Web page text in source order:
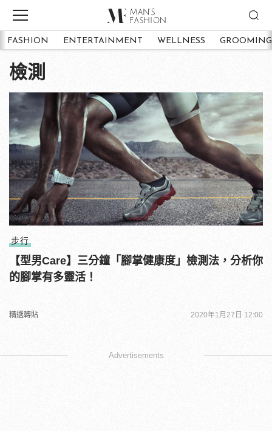
FASHION ENTERTAINMENT WELLNESS GROOMING
檢測
步行
【型男Care】三分鐘「腳掌健康度」檢測法，分析你
的腳掌有多靈活！
精選轉貼 2020年1月27日 12:00
Advertisements